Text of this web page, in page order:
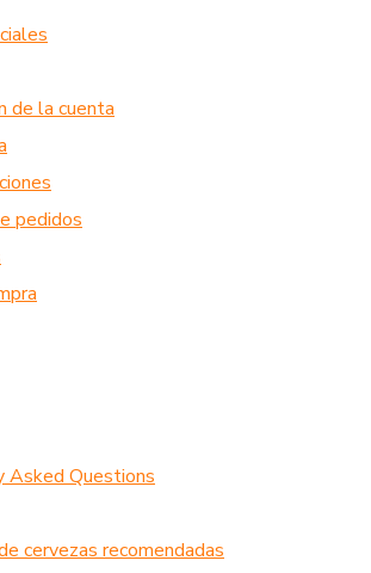
de la cuenta
pedidos
Asked Questions
cervezas recomendadas